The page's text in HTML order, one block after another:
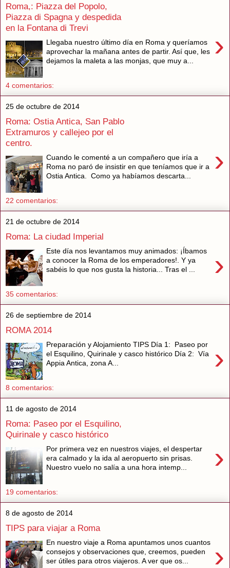
Roma,: Piazza del Popolo,
Piazza di Spagna y despedida
en la Fontana di Trevi
›
Llegaba nuestro último día en Roma y queríamos
aprovechar la mañana antes de partir. Así que, les
dejamos la maleta a las monjas, que muy a...
4 comentarios:
25 de octubre de 2014
Roma: Ostia Antica, San Pablo
Extramuros y callejeo por el
centro.
›
Cuando le comenté a un compañero que iría a
Roma no paró de insistir en que teníamos que ir a
Ostia Antica. Como ya habíamos descarta...
22 comentarios:
21 de octubre de 2014
Roma: La ciudad Imperial
›
Este día nos levantamos muy animados: ¡Íbamos
a conocer la Roma de los emperadores!. Y ya
sabéis lo que nos gusta la historia... Tras el ...
35 comentarios:
26 de septiembre de 2014
ROMA 2014
›
Preparación y Alojamiento TIPS Día 1: Paseo por
el Esquilino, Quirinale y casco histórico Día 2: Vía
Appia Antica, zona A...
8 comentarios:
11 de agosto de 2014
Roma: Paseo por el Esquilino,
Quirinale y casco histórico
›
Por primera vez en nuestros viajes, el despertar
era calmado y la ida al aeropuerto sin prisas.
Nuestro vuelo no salía a una hora intemp...
19 comentarios:
8 de agosto de 2014
TIPS para viajar a Roma
›
En nuestro viaje a Roma apuntamos unos cuantos
consejos y observaciones que, creemos, pueden
ser útiles para otros viajeros. A ver que os...